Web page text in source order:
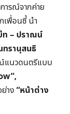
ารณ์จากค่าย
เพื่อนซี้ นำ
ท – ปราณน์
รานุสนธิ
แนวดนตรีแบบ
าง “หน้าต่าง